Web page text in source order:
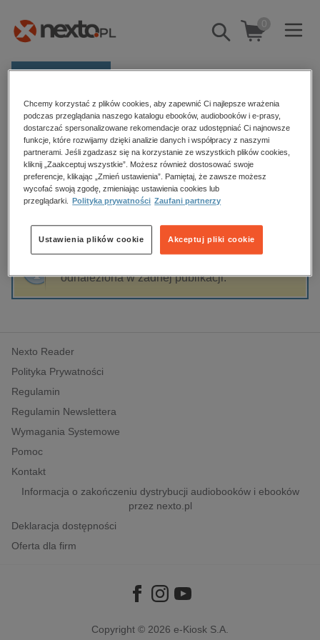
Pokaż/schowaj
wyszukiwarkę
0
Kategorie
Zobacz wszystkie E-prasa
budownictwo, aranżacja wnętrz
biznesowe, branżowe, gospodarka
dzienniki
edukacja
hobby, sport, rozrywka
komputery, internet, technologie, informatyka
polityka, społeczno-informacyjne
psychologiczne
inne
popularno-naukowe
historia
Strona główna Michał Rusinek
Michał Rusinek
Sortowanie Filtrowanie
odnaleziona w żadnej publikacji.
Nexto Reader
Polityka Prywatności
Regulamin
Regulamin Newslettera
Wymagania Systemowe
Pomoc
Kontakt
Informacja o zakończeniu dystrybucji audiobooków i ebooków
przez nexto.pl
Deklaracja dostępności
Oferta dla firm
Copyright © 2026 e-Kiosk S.A.
Chcemy korzystać z plików cookies, aby zapewnić Ci najlepsze wrażenia
podczas przeglądania naszego katalogu ebooków, audiobooków i e-prasy,
dostarczać spersonalizowane rekomendacje oraz udostępniać Ci najnowsze
funkcje, które rozwijamy dzięki analizie danych i współpracy z naszymi
partnerami. Jeśli zgadzasz się na korzystanie ze wszystkich plików cookies,
kliknij „Zaakceptuj wszystkie”. Możesz również dostosować swoje
preferencje, klikając „Zmień ustawienia”. Pamiętaj, że zawsze możesz
wycofać swoją zgodę, zmieniając ustawienia cookies lub
przeglądarki.
Polityka prywatności Zaufani partnerzy
Akceptuj pliki cookie
Ustawienia plików cookie